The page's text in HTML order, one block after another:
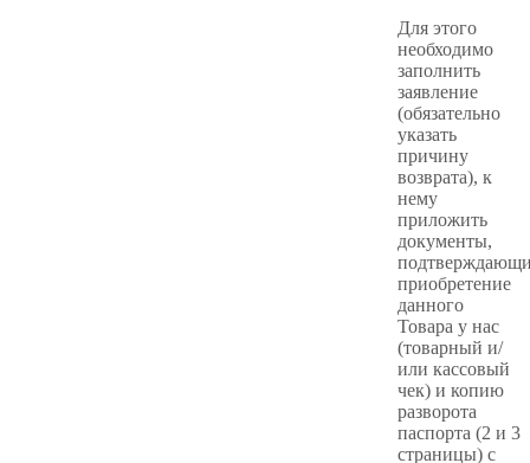
Для этого
необходимо
заполнить
заявление
(обязательно
указать
причину
возврата), к
нему
приложить
документы,
приобретение
данного
Товара у нас
(товарный и/
или кассовый
чек) и копию
разворота
паспорта (2 и 3
страницы) с